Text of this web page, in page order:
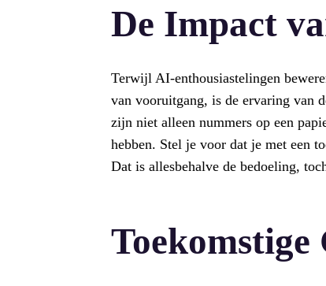
De Impact
Terwijl AI-enthousiastelingen
van vooruitgang, is de ervaring van
zijn niet alleen nummers op een
hebben. Stel je voor dat je met een
Dat is allesbehalve de bedoeling,
Toekomstige